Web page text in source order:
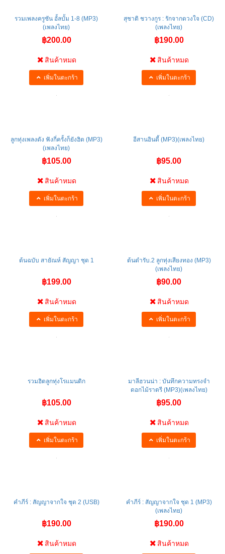
รวมเพลงครูซัน อั้ลบั้ม 1-8 (MP3)
(เพลงไทย)
฿200.00
สินค้าหมด
เพิ่มในตะกร้า
สุชาติ ชวางกูร : รักจากดวงใจ (CD)
(เพลงไทย)
฿190.00
สินค้าหมด
เพิ่มในตะกร้า
ลูกทุ่งเพลงดัง ฟังกี่ครั้งก็ยังฮิต (MP3)
(เพลงไทย)
฿105.00
สินค้าหมด
เพิ่มในตะกร้า
อีสานอินดี้ (MP3)(เพลงไทย)
฿95.00
สินค้าหมด
เพิ่มในตะกร้า
ต้นฉบับ สายัณห์ สัญญา ชุด 1
฿199.00
สินค้าหมด
เพิ่มในตะกร้า
ต้นตำรับ.2 ลูกทุ่งเสียงทอง (MP3)
(เพลงไทย)
฿90.00
สินค้าหมด
เพิ่มในตะกร้า
รวมฮิตลูกทุ่งโรแมนติก
฿105.00
สินค้าหมด
เพิ่มในตะกร้า
มาลีฮวนน่า : บันทึกความทรงจำ
ดอกไม้ราตรี (MP3)(เพลงไทย)
฿95.00
สินค้าหมด
เพิ่มในตะกร้า
คำภีร์ : สัญญาจากใจ ชุด 2 (USB)
฿190.00
สินค้าหมด
คำภีร์ : สัญญาจากใจ ชุด 1 (MP3)
(เพลงไทย)
฿190.00
สินค้าหมด